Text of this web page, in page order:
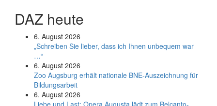
DAZ heute
6. August 2026
„Schreiben Sie lieber, dass ich Ihnen unbequem war
…“
6. August 2026
Zoo Augsburg erhält nationale BNE-Auszeichnung für
Bildungsarbeit
6. August 2026
Liebe und Last: Opera Augusta lädt zum Belcanto-